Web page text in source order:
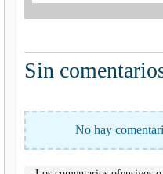
Sin
No hay